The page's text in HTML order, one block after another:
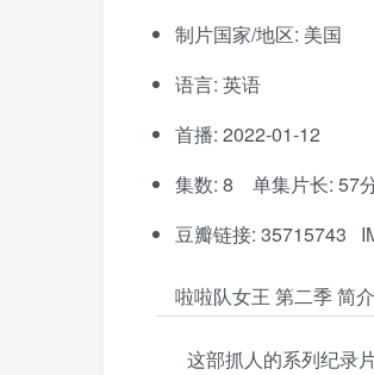
制片国家/地区: 美国
语言: 英语
首播: 2022-01-12
集数: 8 单集片长: 57
豆瓣链接: 35715743
啦啦队女王 第二季 简介
这部抓人的系列纪录